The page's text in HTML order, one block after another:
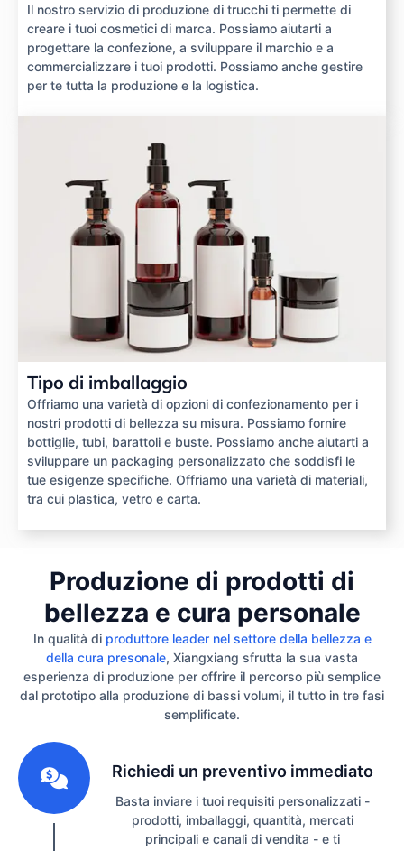
Il nostro servizio di produzione di trucchi ti permette di
creare i tuoi cosmetici di marca. Possiamo aiutarti a
progettare la confezione, a sviluppare il marchio e a
commercializzare i tuoi prodotti. Possiamo anche gestire
per te tutta la produzione e la logistica.
Tipo di imballaggio
Offriamo una varietà di opzioni di confezionamento per i
nostri prodotti di bellezza su misura. Possiamo fornire
bottiglie, tubi, barattoli e buste. Possiamo anche aiutarti a
sviluppare un packaging personalizzato che soddisfi le
tue esigenze specifiche. Offriamo una varietà di materiali,
tra cui plastica, vetro e carta.
Produzione di prodotti di
bellezza e cura personale
In qualità di produttore leader nel settore della bellezza e
della cura presonale, Xiangxiang sfrutta la sua vasta
esperienza di produzione per offrire il percorso più semplice
dal prototipo alla produzione di bassi volumi, il tutto in tre fasi
semplificate.
Richiedi un preventivo immediato
Basta inviare i tuoi requisiti personalizzati -
prodotti, imballaggi, quantità, mercati
principali e canali di vendita - e ti